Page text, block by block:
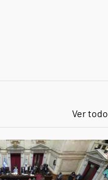
Ver todo